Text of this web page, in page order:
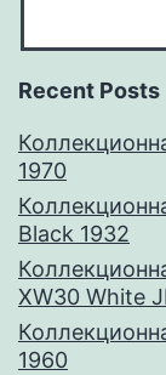
Recent Posts
1970
Black 1932
XW30 White
1960